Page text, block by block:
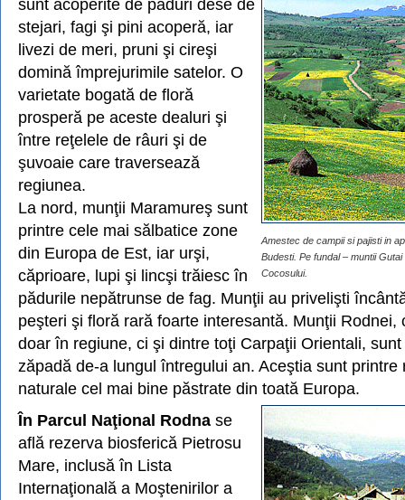
Amestec de campii si pajisti in
Budesti. Pe fundal – muntii
Cocosului.
sunt acoperite de păduri dese de
stejari, fagi şi pini acoperă, iar
livezi de meri, pruni şi cireşi
domină împrejurimile satelor. O
varietate bogată de floră
prosperă pe aceste dealuri şi
între reţelele de râuri şi de
şuvoaie care traversează
regiunea.
La nord, munţii Maramureş sunt
printre cele mai sălbatice zone
din Europa de Est, iar urşi,
căprioare, lupi şi lincşi trăiesc în
pădurile nepătrunse de fag. Munţii au privelişti
peşteri şi floră rară foarte interesantă. Munţii Rodnei,
doar în regiune, ci şi dintre toţi Carpaţii Orientali,
zăpadă de-a lungul întregului an. Aceştia sunt printre
naturale cel mai bine păstrate din toată Europa.
În Parcul Naţional Rodna se
află rezerva biosferică Pietrosu
Mare, inclusă în Lista
Internaţională a Moştenirilor a